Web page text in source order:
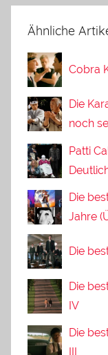
Ähnliche
Cobra
Die
noch
Patti
Die
Jahre
Die
Die
IV
Die